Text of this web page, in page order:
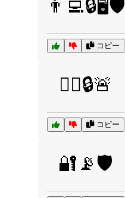
👨‍💻🔒🖥️🛡️
コピー
👮‍♂️🔒🚨
コピー
🔐📡🛡️